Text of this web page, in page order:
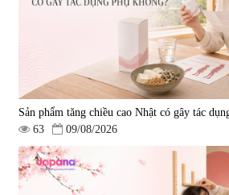
Sản phẩm tăng chiều cao Nhật có gây tác
63
09/08/2026